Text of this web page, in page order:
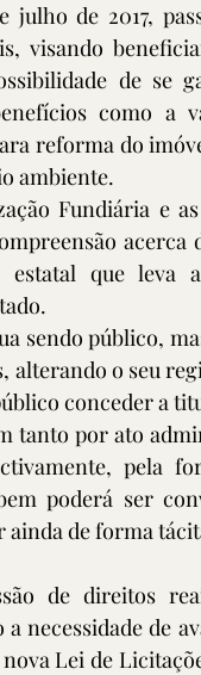
julho de 2017,
visando
de se
como a
reforma do
ambiente.
Fundiária e
acerca
estatal que leva
sendo público,
alterando o seu
conceder a
tanto por ato
pela
poderá ser
ainda de forma
de direitos
necessidade de
Lei de